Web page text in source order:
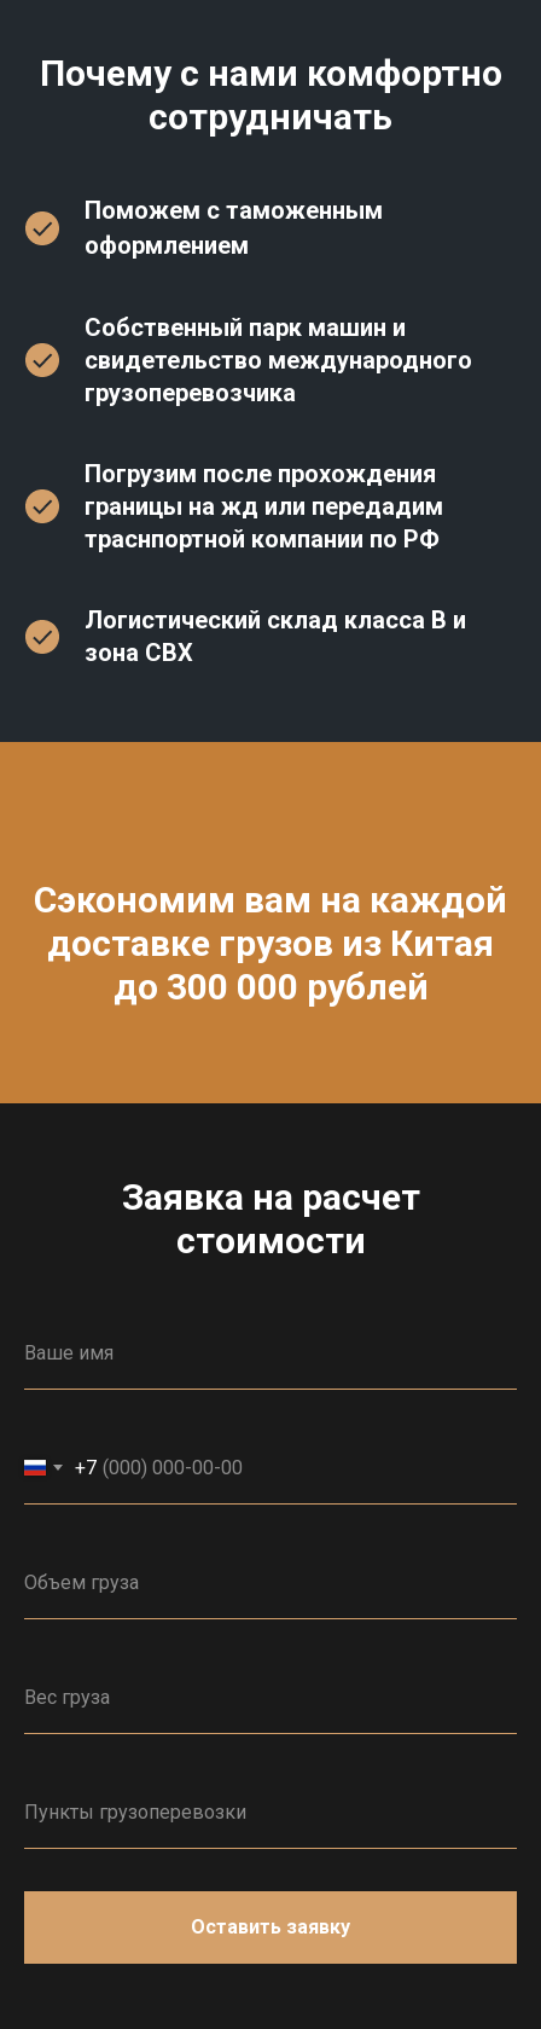
Почему с нами комфортно
сотрудничать
Поможем с таможенным
оформлением
Собственный парк машин и
свидетельство международного
грузоперевозчика
Погрузим после прохождения
границы на жд или передадим
траснпортной компании по РФ
Логистический склад класса В и
зона СВХ
Сэкономим вам на каждой
доставке грузов из Китая
до 300 000 рублей
Заявка на расчет
стоимости
+7
Оставить заявку